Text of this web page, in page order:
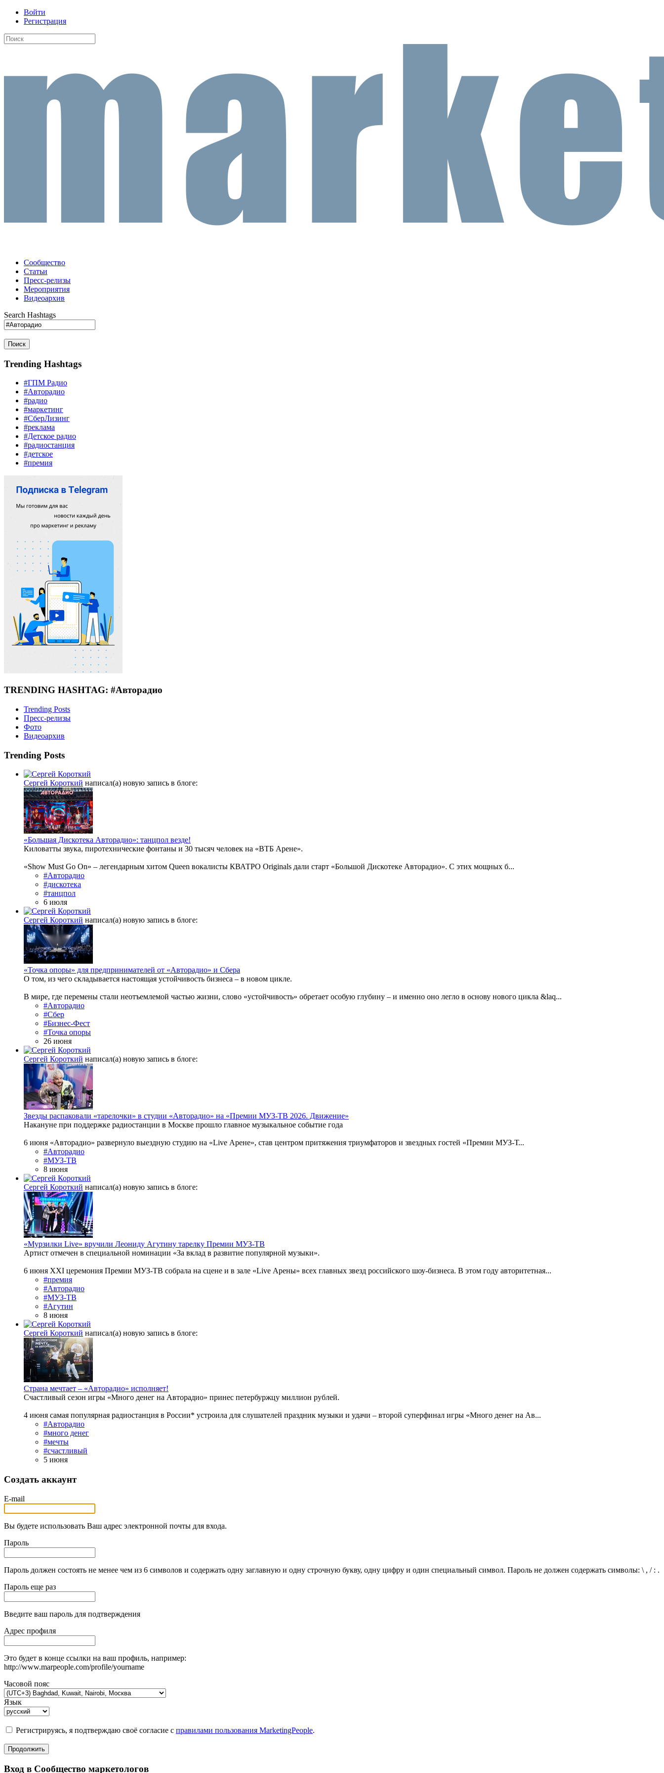
Войти
Регистрация
Сообщество
Статьи
Пресс-релизы
Мероприятия
Видеоархив
Search Hashtags
Поиск
Trending Hashtags
#ГПМ Радио
#Авторадио
#радио
#маркетинг
#СберЛизинг
#реклама
#Детское радио
#радиостанция
#детское
#премия
TRENDING HASHTAG: #Авторадио
Trending Posts
Пресс-релизы
Фото
Видеоархив
Trending Posts
Сергей Короткий написал(а) новую запись в блоге:
«Большая Дискотека Авторадио»: танцпол везде!
Киловатты звука, пиротехнические фонтаны и 30 тысяч человек на «ВТБ Арене».
«Show Must Go On» – легендарным хитом Queen вокалисты КВАТРО Originals дали старт «Большой Дискотеке Авторадио». С этих мощных б...
#Авторадио
#дискотека
#танцпол
6 июля
Сергей Короткий написал(а) новую запись в блоге:
«Точка опоры» для предпринимателей от «Авторадио» и Сбера
О том, из чего складывается настоящая устойчивость бизнеса – в новом цикле.
В мире, где перемены стали неотъемлемой частью жизни, слово «устойчивость» обретает особую глубину – и именно оно легло в основу нового цикла &laq...
#Авторадио
#Сбер
#Бизнес-Фест
#Точка опоры
26 июня
Сергей Короткий написал(а) новую запись в блоге:
Звезды распаковали «тарелочки» в студии «Авторадио» на «Премии МУЗ-ТВ 2026. Движение»
Накануне при поддержке радиостанции в Москве прошло главное музыкальное событие года
6 июня «Авторадио» развернуло выездную студию на «Live Арене», став центром притяжения триумфаторов и звездных гостей «Премии МУЗ-Т...
#Авторадио
#МУЗ-ТВ
8 июня
Сергей Короткий написал(а) новую запись в блоге:
«Мурзилки Live» вручили Леониду Агутину тарелку Премии МУЗ-ТВ
Артист отмечен в специальной номинации «За вклад в развитие популярной музыки».
6 июня XXI церемония Премии МУЗ-ТВ собрала на сцене и в зале «Live Арены» всех главных звезд российского шоу-бизнеса. В этом году авторитетная...
#премия
#Авторадио
#МУЗ-ТВ
#Агутин
8 июня
Сергей Короткий написал(а) новую запись в блоге:
Страна мечтает – «Авторадио» исполняет!
Счастливый сезон игры «Много денег на Авторадио» принес петербуржцу миллион рублей.
4 июня самая популярная радиостанция в России* устроила для слушателей праздник музыки и удачи – второй суперфинал игры «Много денег на Ав...
#Авторадио
#много денег
#мечты
#счастливый
5 июня
Создать аккаунт
E-mail
Вы будете использовать Ваш адрес электронной почты для входа.
Пароль
Пароль должен состоять не менее чем из 6 символов и содержать одну заглавную и одну строчную букву, одну цифру и один специальный символ. Пароль не должен содержать символы: \ , / : .
Пароль еще раз
Введите ваш пароль для подтверждения
Адрес профиля
Это будет в конце ссылки на ваш профиль, например:
http://www.marpeople.com/profile/yourname
Часовой пояс
Язык
Регистрируясь, я подтверждаю своё согласие с правилами пользования MarketingPeople.
Продолжить
Вход в Сообщество маркетологов